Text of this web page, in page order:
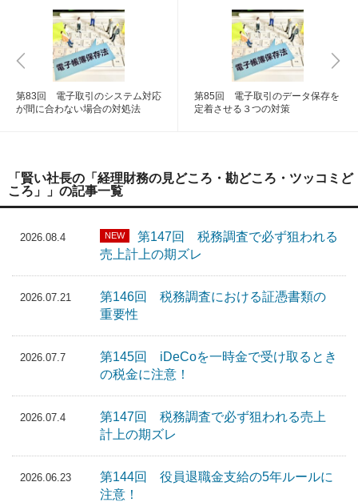
第83回 電子取引のシステム対応
が間に合わない場合の対処法
第85回 電子取引のデータ保存を
定着させる３つの対策
「賢い社長の「経理財務の見どころ・勘どころ・ツッコミど
ころ」」の記事一覧
2026.08.4 NEW
第147回 税務調査で必ず狙われる
売上計上の期ズレ
2026.07.21
第146回 税務調査における証憑書類の
重要性
2026.07.7
第145回 iDeCoを一時金で受け取るとき
の税金に注意！
2026.07.4
第147回 税務調査で必ず狙われる売上
計上の期ズレ
2026.06.23
第144回 役員退職金支給の5年ルールに
注意！